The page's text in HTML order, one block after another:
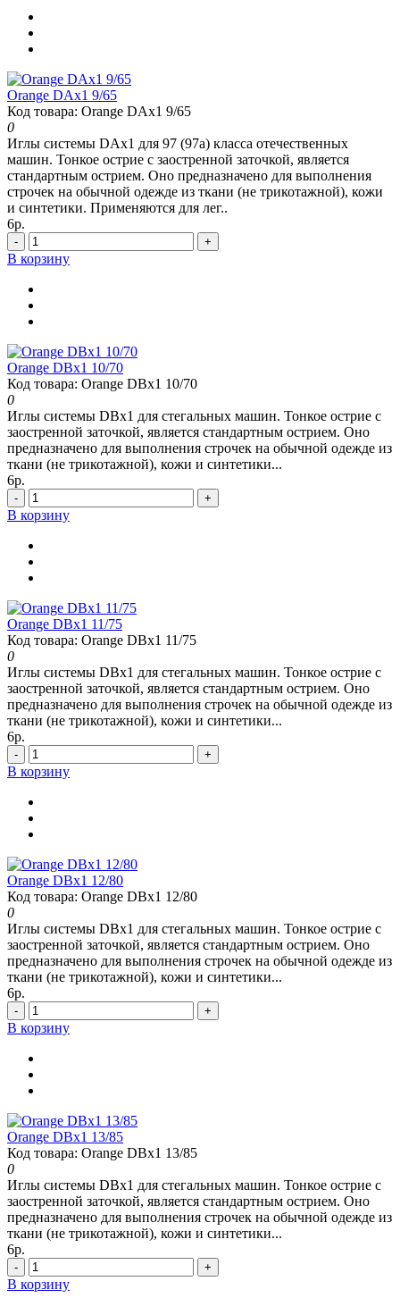
Orange DAx1 9/65
Код товара: Orange DAx1 9/65
0
Иглы системы DAx1 для 97 (97а) класса отечественных
машин. Тонкое острие с заостренной заточкой, является
стандартным острием. Оно предназначено для выполнения
строчек на обычной одежде из ткани (не трикотажной), кожи
и синтетики. Применяются для лег..
6р.
- +
В корзину
Orange DBx1 10/70
Код товара: Orange DBx1 10/70
0
Иглы системы DBx1 для стегальных машин. Тонкое острие с
заостренной заточкой, является стандартным острием. Оно
предназначено для выполнения строчек на обычной одежде из
ткани (не трикотажной), кожи и синтетики...
6р.
- +
В корзину
Orange DBx1 11/75
Код товара: Orange DBx1 11/75
0
Иглы системы DBx1 для стегальных машин. Тонкое острие с
заостренной заточкой, является стандартным острием. Оно
предназначено для выполнения строчек на обычной одежде из
ткани (не трикотажной), кожи и синтетики...
6р.
- +
В корзину
Orange DBx1 12/80
Код товара: Orange DBx1 12/80
0
Иглы системы DBx1 для стегальных машин. Тонкое острие с
заостренной заточкой, является стандартным острием. Оно
предназначено для выполнения строчек на обычной одежде из
ткани (не трикотажной), кожи и синтетики...
6р.
- +
В корзину
Orange DBx1 13/85
Код товара: Orange DBx1 13/85
0
Иглы системы DBx1 для стегальных машин. Тонкое острие с
заостренной заточкой, является стандартным острием. Оно
предназначено для выполнения строчек на обычной одежде из
ткани (не трикотажной), кожи и синтетики...
6р.
- +
В корзину